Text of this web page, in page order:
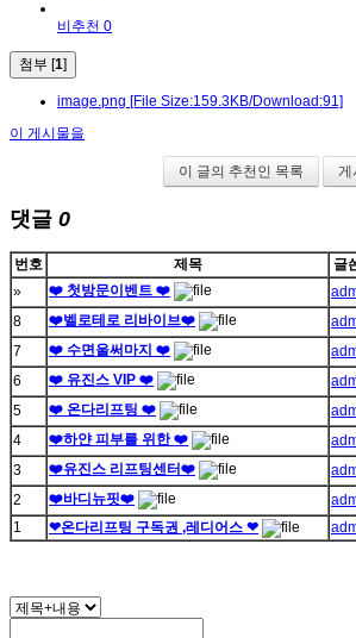
비추천 0
첨부 [1]
image.png [File Size:159.3KB/Download:91]
이 게시물을
이 글의 추천인 목록 게
댓글 0
번호 제목 글
»
❤️ 첫방문이벤트 ❤️
8
❤️벨로테로 리바이브❤️
7
❤️ 수면울써마지 ❤️
6
❤️ 유진스 VIP ❤️
5
❤️ 온다리프팅 ❤️
4
❤️하얀 피부를 위한 ❤️
3
❤️유진스 리프팅센터❤️
2
❤️바디뉴핏❤️
1
❤온다리프팅 구독권 ,레디어스 ❤